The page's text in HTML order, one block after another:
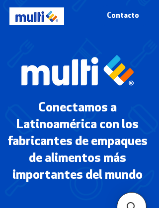
Contacto
Conectamos a
Latinoamérica con los
fabricantes de empaques
de alimentos más
importantes del mundo